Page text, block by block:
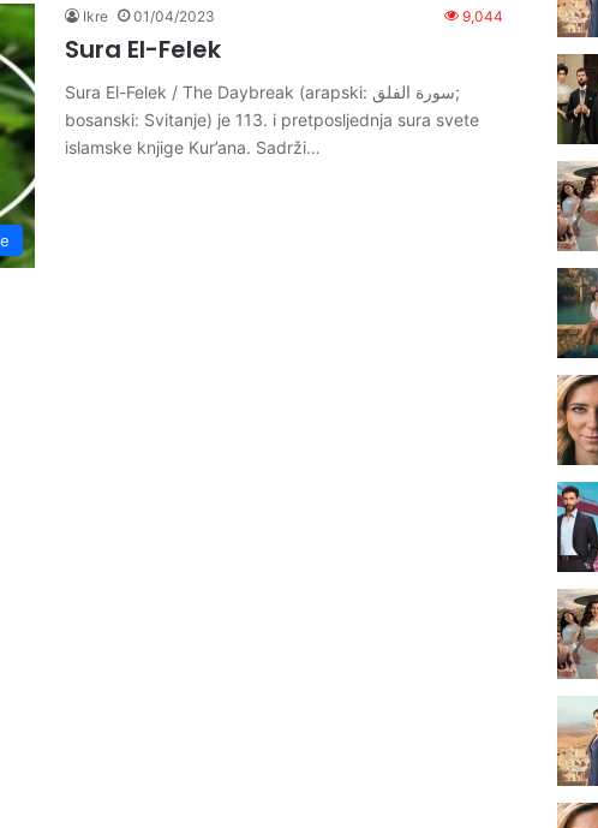
Ikre 01/04/2023 9,044
Sura El-Felek
Sura El-Felek / The Daybreak (arapski: سورة الفلق;
bosanski: Svitanje) je 113. i pretposljednja sura svete
islamske knjige Kur’ana. Sadrži…